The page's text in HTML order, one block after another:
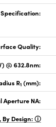
Quality:
@ 632.8nm:
R1 (mm):
Aperture NA:
By Design: